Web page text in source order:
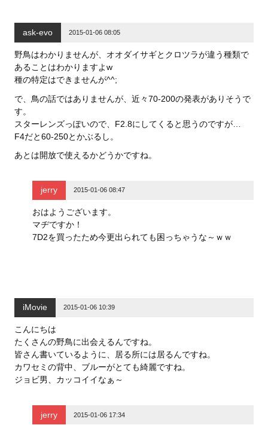
ask-evo 2015-01-06 08:05
野鳥はわかりませんが、オオダイサギとクロツラが違う種類で
あることはわかりますよw
種の特定はできませんが^^;
で、鳥の話ではありませんが、近々70-200の発表がありそうで
す。
スターレンズっぽいので、F2.8にしてくると思うのですが…
F4だと60-250とかぶるし。
あとは開放で使えるかどうかですね。
jerry 2015-01-06 08:47
おはようございます。
マヂですか！
7D2を買ったため今更出られても困っちゃうな～ｗｗ
iMovie 2015-01-06 10:39
こんにちは
たくさんの野鳥に出会えるんですね。
皆さん書いているように、居る所には居るんですね。
カワセミの背中、ブルーがとても綺麗ですね。
ジョビ男、カッコイイなぁ～
jerry 2015-01-06 17:34